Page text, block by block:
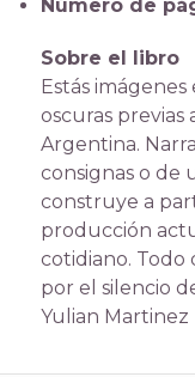
Número de
Sobre el libro
Estás
oscuras
Argentina.
consignas o de
construye a
producción
cotidiano. Todo
por el silencio
Yulian Martinez